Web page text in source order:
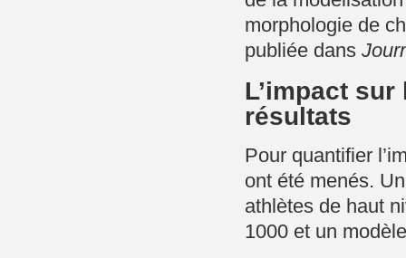
morphologie de
publiée dans
L’impact
résultats
Pour quantifier
ont été menés.
athlètes de haut
1000 et un